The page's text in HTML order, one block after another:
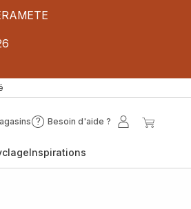
Besoin d'aide ?
Besoin
?
Mon
Inspirations